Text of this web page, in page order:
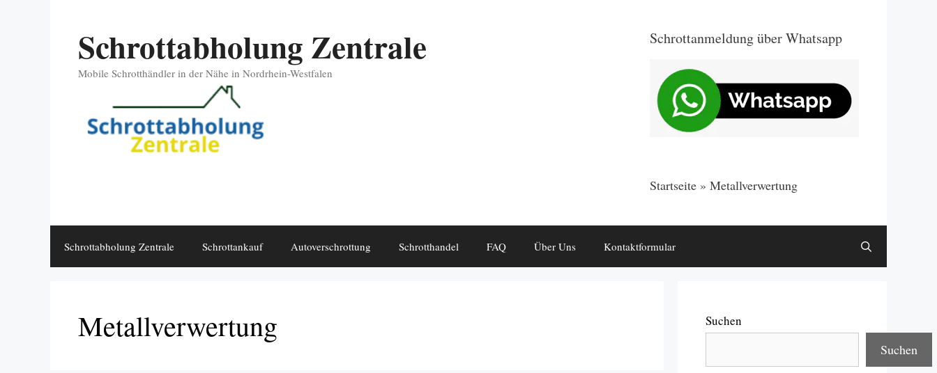
Schrottanmeldung über Whatsapp
Startseite » Metallverwertung
Schrottabholung Zentrale
Mobile Schrotthändler in der Nähe in Nordrhein-Westfalen
Schrottabholung Zentrale Schrottankauf Autoverschrottung Schrotthandel FAQ Über Uns Kontaktformular
Metallverwertung Suchen
Suchen